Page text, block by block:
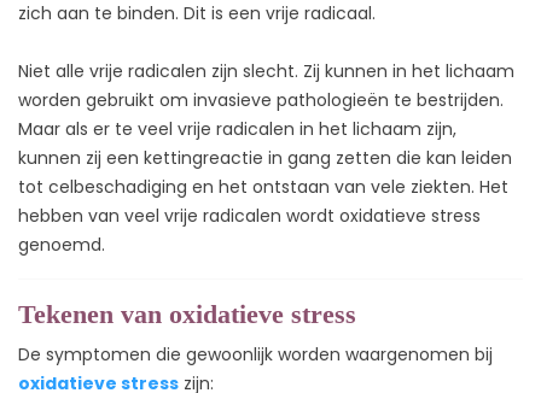
zich aan te binden. Dit is een vrije radicaal.
Niet alle vrije radicalen zijn slecht. Zij kunnen in het lichaam
worden gebruikt om invasieve pathologieën te bestrijden.
Maar als er te veel vrije radicalen in het lichaam zijn,
kunnen zij een kettingreactie in gang zetten die kan leiden
tot celbeschadiging en het ontstaan van vele ziekten. Het
hebben van veel vrije radicalen wordt oxidatieve stress
genoemd.
Tekenen van oxidatieve stress
De symptomen die gewoonlijk worden waargenomen bij
oxidatieve stress zijn: